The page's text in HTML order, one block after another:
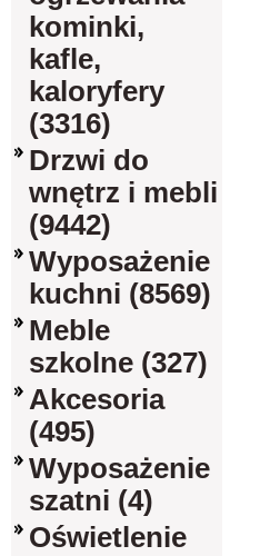
kominki,
kafle,
kaloryfery
(3316)
Drzwi do
wnętrz i mebli
(9442)
Wyposażenie
kuchni (8569)
Meble
szkolne (327)
Akcesoria
(495)
Wyposażenie
szatni (4)
Oświetlenie